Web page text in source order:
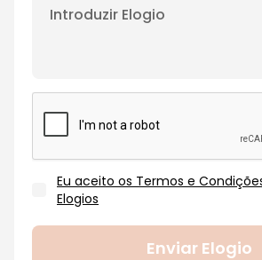
Eu aceito os Termos e
Elogios
Enviar Elogio